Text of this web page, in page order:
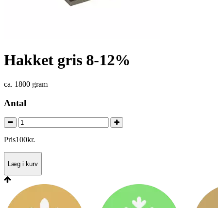
Hakket gris 8-12%
ca. 1800 gram
Antal
Pris100kr.
Læg i kurv